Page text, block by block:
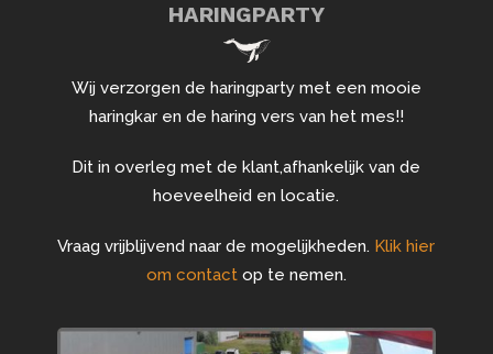
HARINGPARTY
Wij verzorgen de haringparty met een mooie
haringkar en de haring vers van het mes!!
Dit in overleg met de klant,afhankelijk van de
hoeveelheid en locatie.
Vraag vrijblijvend naar de mogelijkheden. Klik hier
om contactop te nemen.